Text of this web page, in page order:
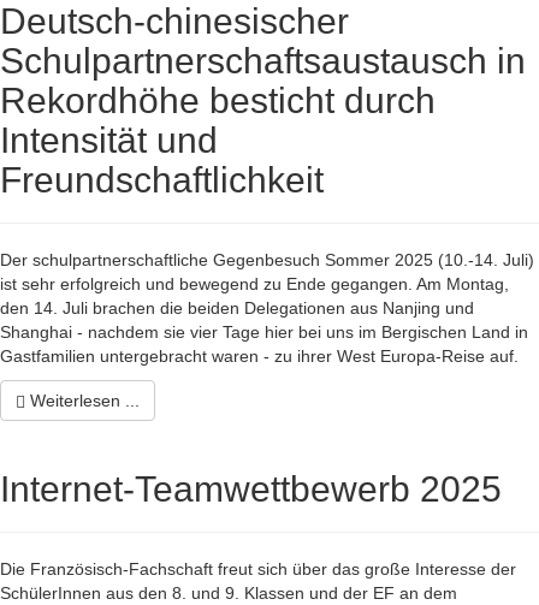
Deutsch-chinesischer
Schulpartnerschaftsaustausch in
Rekordhöhe besticht durch
Intensität und
Freundschaftlichkeit
Der schulpartnerschaftliche Gegenbesuch Sommer 2025 (10.-14. Juli)
ist sehr erfolgreich und bewegend zu Ende gegangen. Am Montag,
den 14. Juli brachen die beiden Delegationen aus Nanjing und
Shanghai - nachdem sie vier Tage hier bei uns im Bergischen Land in
Gastfamilien untergebracht waren - zu ihrer West Europa-Reise auf.
Weiterlesen ...
Internet-Teamwettbewerb 2025
Die Französisch-Fachschaft freut sich über das große Interesse der
SchülerInnen aus den 8. und 9. Klassen und der EF an dem